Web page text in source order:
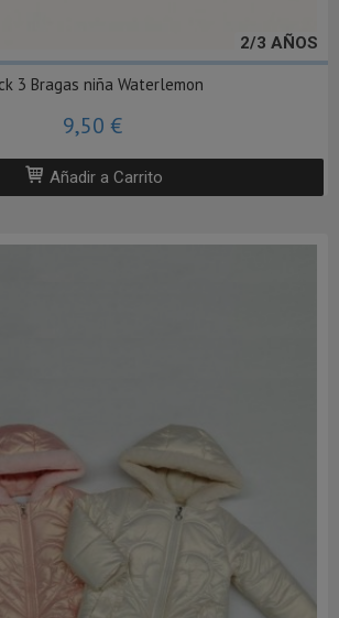
2/3 AÑOS
3 Bragas niña Waterlemon
9,50 €
Añadir a Carrito